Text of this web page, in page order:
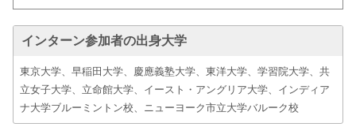
インターン参加者の出身大学
東京大学、早稲田大学、慶應義塾大学、東洋大学、学習院大学、共
立女子大学、立命館大学、イースト・アングリア大学、インディア
ナ大学ブルーミントン校、ニューヨーク市立大学バルーク校